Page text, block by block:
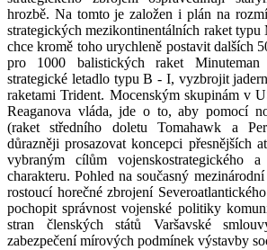
hrozbě. Na tomto je založen i plán na
strategických mezikontinentálních raket typu
chce kromě toho urychleně postavit dalších
pro 1000 balistických raket
strategické letadlo typu B - I, vyzbrojit
raketami Trident. Mocenským skupinám v
Reaganova vláda, jde o to, aby pomocí
(raket středního doletu Tomahawk a
důrazněji prosazovat koncepci přesnějších
vybraným cílům vojenskostrategického a
charakteru. Pohled na současný
rostoucí horečné zbrojení
pochopit správnost vojenské politiky
stran členských států Varšavské
zabezpečení mírových podmínek výstavby